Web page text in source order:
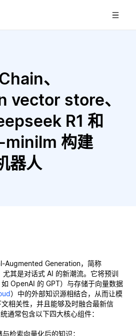
、
vector store、
R1 和
minilm 构建
器人
Augmented Generation，简称
尤其是对话式 AI 的新潮流。它将预训
如 OpenAI 的 GPT）与存储于向量数据
）中的外部知识源相结合，从而让模
相关性，并且能够及时融合最新信
通常包含以下四大核心组件：
检索向量化后的知识；